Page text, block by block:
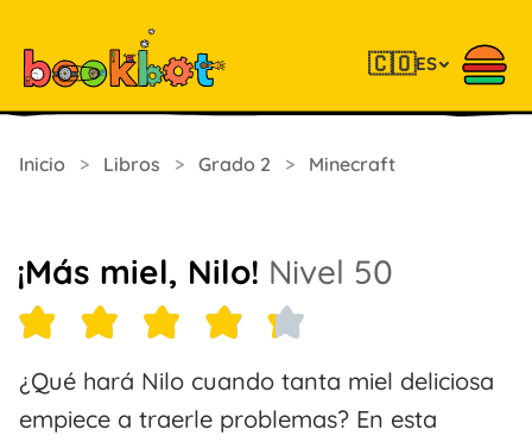
🇨🇴ES
Inicio > Libros > Grado 2 > Minecraft
¡Más miel, Nilo! Nivel 50
¿Qué hará Nilo cuando tanta miel deliciosa
empiece a traerle problemas? En esta